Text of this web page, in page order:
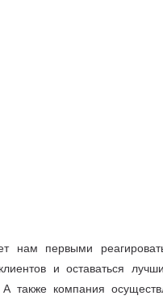
нам первыми
и оставаться
А также компания